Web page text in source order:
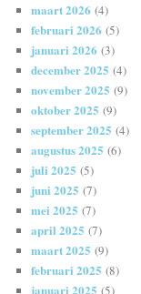
maart 2026 (4)
februari 2026 (5)
januari 2026 (3)
december 2025 (4)
november 2025 (9)
oktober 2025 (9)
september 2025 (4)
augustus 2025 (6)
juli 2025 (5)
juni 2025 (7)
mei 2025 (7)
april 2025 (7)
maart 2025 (9)
februari 2025 (8)
januari 2025 (5)